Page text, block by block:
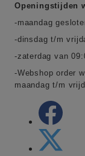
Openingstijden
-maandag
-dinsdag t/m
-zaterdag van
-Webshop order
maandag t/m